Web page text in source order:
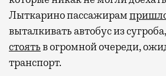
Лыткарино пассажирам
выталкивать автобус из
стоятьв огромной очереди,
транспорт.